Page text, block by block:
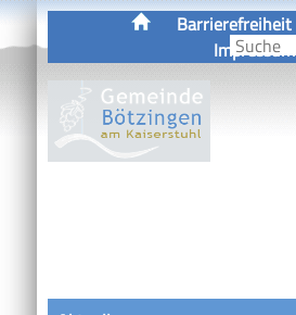
Barrierefreiheit
Impressum